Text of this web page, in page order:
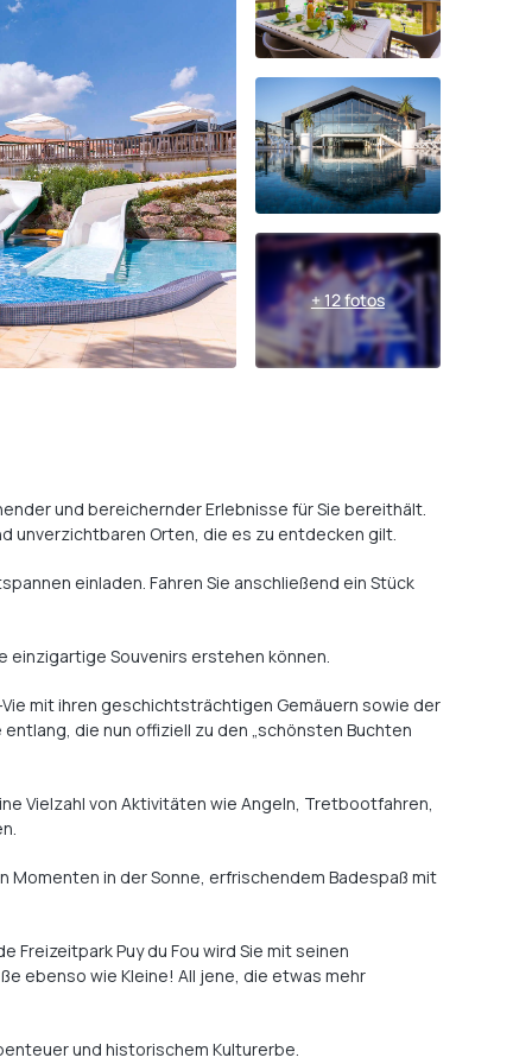
+ 12 fotos
und bereichernder Erlebnisse für Sie bereithält.
unverzichtbaren Orten, die es zu entdecken gilt.
einladen. Fahren Sie anschließend ein Stück
einzigartige Souvenirs erstehen können.
mit ihren geschichtsträchtigen Gemäuern sowie der
die nun offiziell zu den „schönsten Buchten
Vielzahl von Aktivitäten wie Angeln, Tretbootfahren,
Momenten in der Sonne, erfrischendem Badespaß mit
Puy du Fou wird Sie mit seinen
ebenso wie Kleine! All jene, die etwas mehr
und historischem Kulturerbe.